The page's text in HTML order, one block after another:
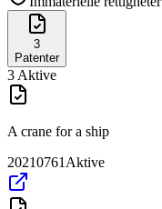
3
Patenter
3 Aktive
A crane for a ship
20210761 Aktive